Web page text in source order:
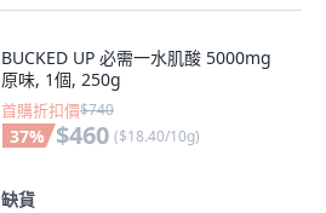
BUCKED UP 必需一水肌酸 5000mg
原味, 1個, 250g
首購折扣價$740
37% $460 ($18.40/10g)
缺貨